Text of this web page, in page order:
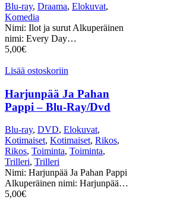
Blu-ray, Draama, Elokuvat,
Komedia
Nimi: Ilot ja surut Alkuperäinen
nimi: Every Day…
5,00€
Lisää ostoskoriin
Harjunpää Ja Pahan
Pappi – Blu-Ray/Dvd
Blu-ray, DVD, Elokuvat,
Kotimaiset, Kotimaiset, Rikos,
Rikos, Toiminta, Toiminta,
Trilleri, Trilleri
Nimi: Harjunpää Ja Pahan Pappi
Alkuperäinen nimi: Harjunpää…
5,00€